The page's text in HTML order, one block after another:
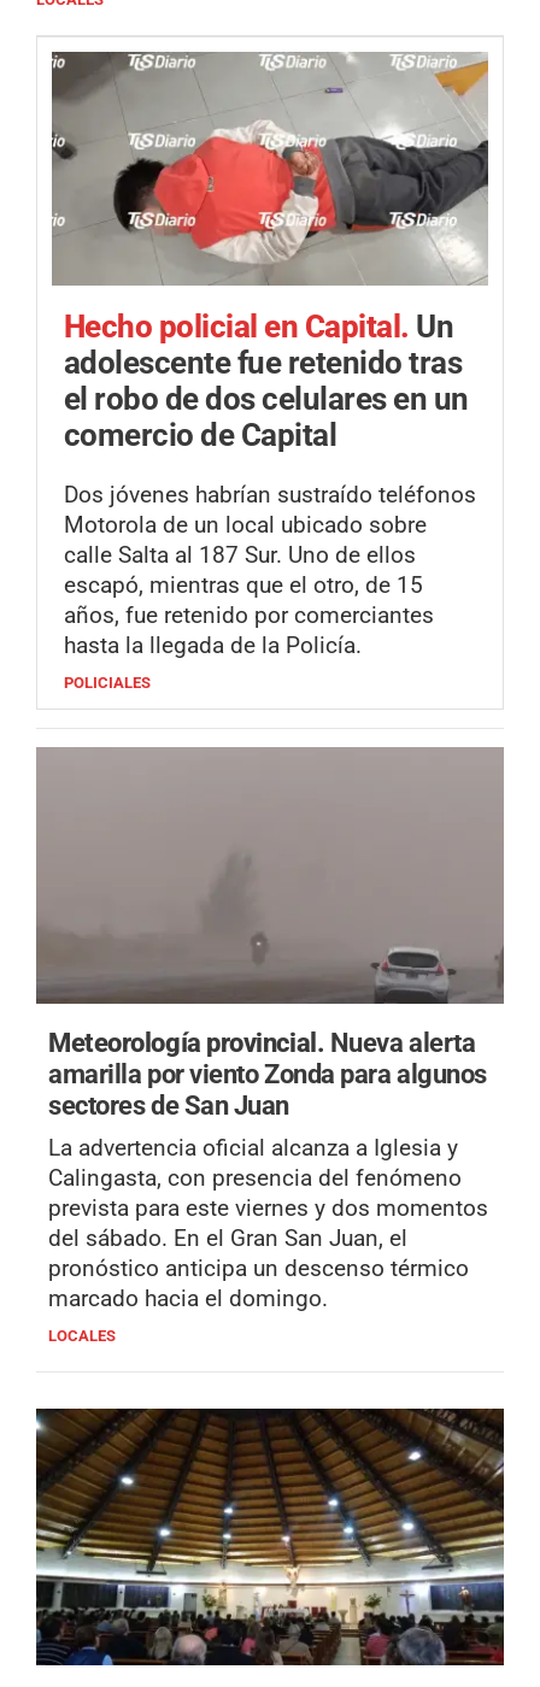
Hecho policial en Capital. Un
adolescente fue retenido tras
el robo de dos celulares en un
comercio de Capital
Dos jóvenes habrían sustraído teléfonos
Motorola de un local ubicado sobre
calle Salta al 187 Sur. Uno de ellos
escapó, mientras que el otro, de 15
años, fue retenido por comerciantes
hasta la llegada de la Policía.
POLICIALES
Meteorología provincial. Nueva alerta
amarilla por viento Zonda para algunos
sectores de San Juan
La advertencia oficial alcanza a Iglesia y
Calingasta, con presencia del fenómeno
prevista para este viernes y dos momentos
del sábado. En el Gran San Juan, el
pronóstico anticipa un descenso térmico
marcado hacia el domingo.
LOCALES